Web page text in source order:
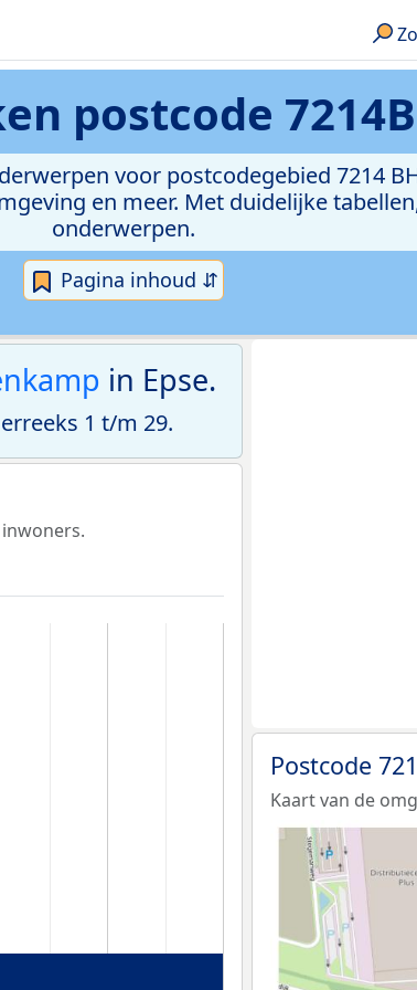
postcode
voor postcodegebied 7214
en meer. Met duidelijke
onderwerpen.
Pagina inhoud ⇵
in Epse.
1 t/m 29.
Postcode
Kaart van de